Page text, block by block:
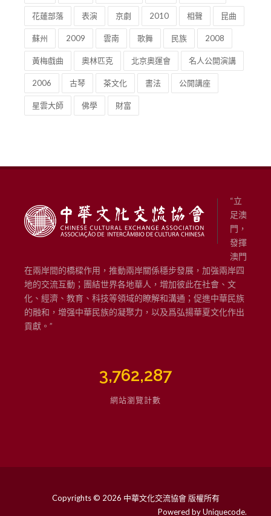
花蓮部落 表演 京劇 2010 相聲 昆曲
蘇州 2009 雲南 歌舞 民族 2008
黃梅戲曲 奧林匹克 北京奧運會 名人公開演講
2006 古琴 茶文化 書法 公開講座
星雲大師 佛學 財富
“立
足澳
門，
發揮
澳門
在兩岸間的橋樑作用，推動兩岸關係穩步發展，加強兩岸四
地的交流互動；團結世界各地華人，增加彼此在社會、文
化、經濟、教育、科技等領域的瞭解和溝通；促進中華民族
的融和，增强中華民族的凝聚力，以及爲弘揚華夏文化作出
貢獻。”
3,762,287
網站瀏覽計數
Copyrights © 2026 中華文化交流協會 版權所有
Powered byUniquecode.